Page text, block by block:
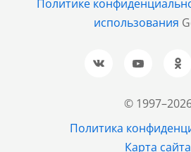
©
Политика
Карта сайта
Политике
использования
Барнаул
+7 (961) 999-93-93
Новосибирск
+7 (843) 202-37-37